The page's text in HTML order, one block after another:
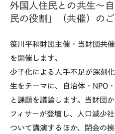
外国人住民との共生～
民の役割」（共催）の
笹川平和財団主催・当財団共
を開催します。
少子化による人手不足が深刻
生をテーマに、自治体・NPO
と課題を議論します。当財団
フィサーが登壇し、人口減少
ついて講演するほか、閉会の